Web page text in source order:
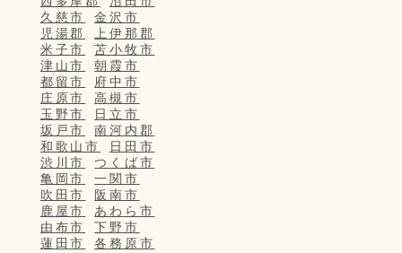
久慈市
金沢市
児湯郡
上伊那郡
米子市
苫小牧市
津山市
朝霞市
都留市
府中市
庄原市
高槻市
玉野市
日立市
坂戸市
南河内郡
和歌山市
日田市
渋川市
つくば市
亀岡市
一関市
吹田市
阪南市
鹿屋市
あわら市
由布市
下野市
蓮田市
各務原市